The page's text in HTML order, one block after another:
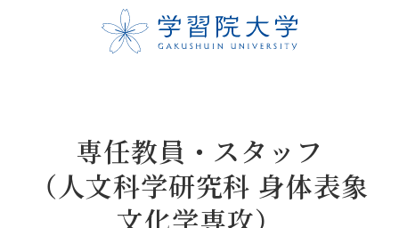
専任教員・スタッフ
（人文科学研究科 身体表象
文化学専攻）